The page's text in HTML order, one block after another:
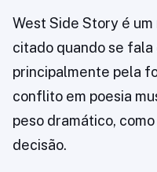
West Side Story é
citado quando se
principalmente pela
conflito em poesia
peso dramático,
decisão.